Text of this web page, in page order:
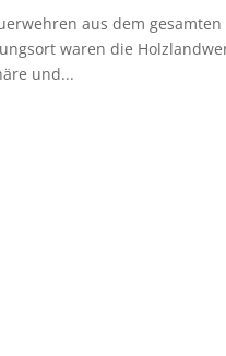
aus dem
waren die
und...